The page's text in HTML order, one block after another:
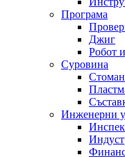
Програма
Джиг
Робот
Суровина
Инженерни